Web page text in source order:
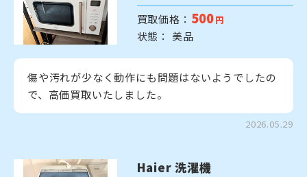
買取価格： 500 円
状態： 美品
傷や汚れが少なく動作にも問題はないようでしたの
で、高価買取いたしました。
2026.05.29
Haier 洗濯機